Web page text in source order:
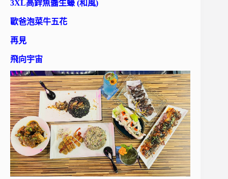
3XL高鋅魚醬生蠔 (和風)
歐爸泡菜牛五花
再見
飛向宇宙